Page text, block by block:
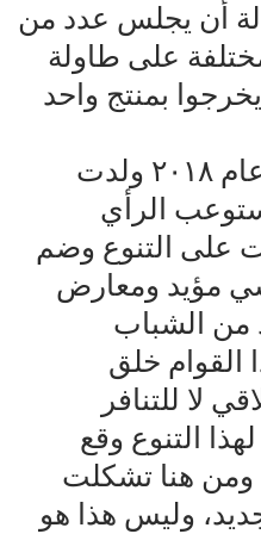
أن يجلس عدد من
على طاولة
بمنتج واحد
من هذا المشهد وفي عام ٢٠١٨ ولدت
الرأي
على التنوع وضم
سياسي مؤيد ومعارض
الشباب
القوام خلق
لا للتنافر
التنوع وقع
ومن هنا تشكلت
وليس هذا هو